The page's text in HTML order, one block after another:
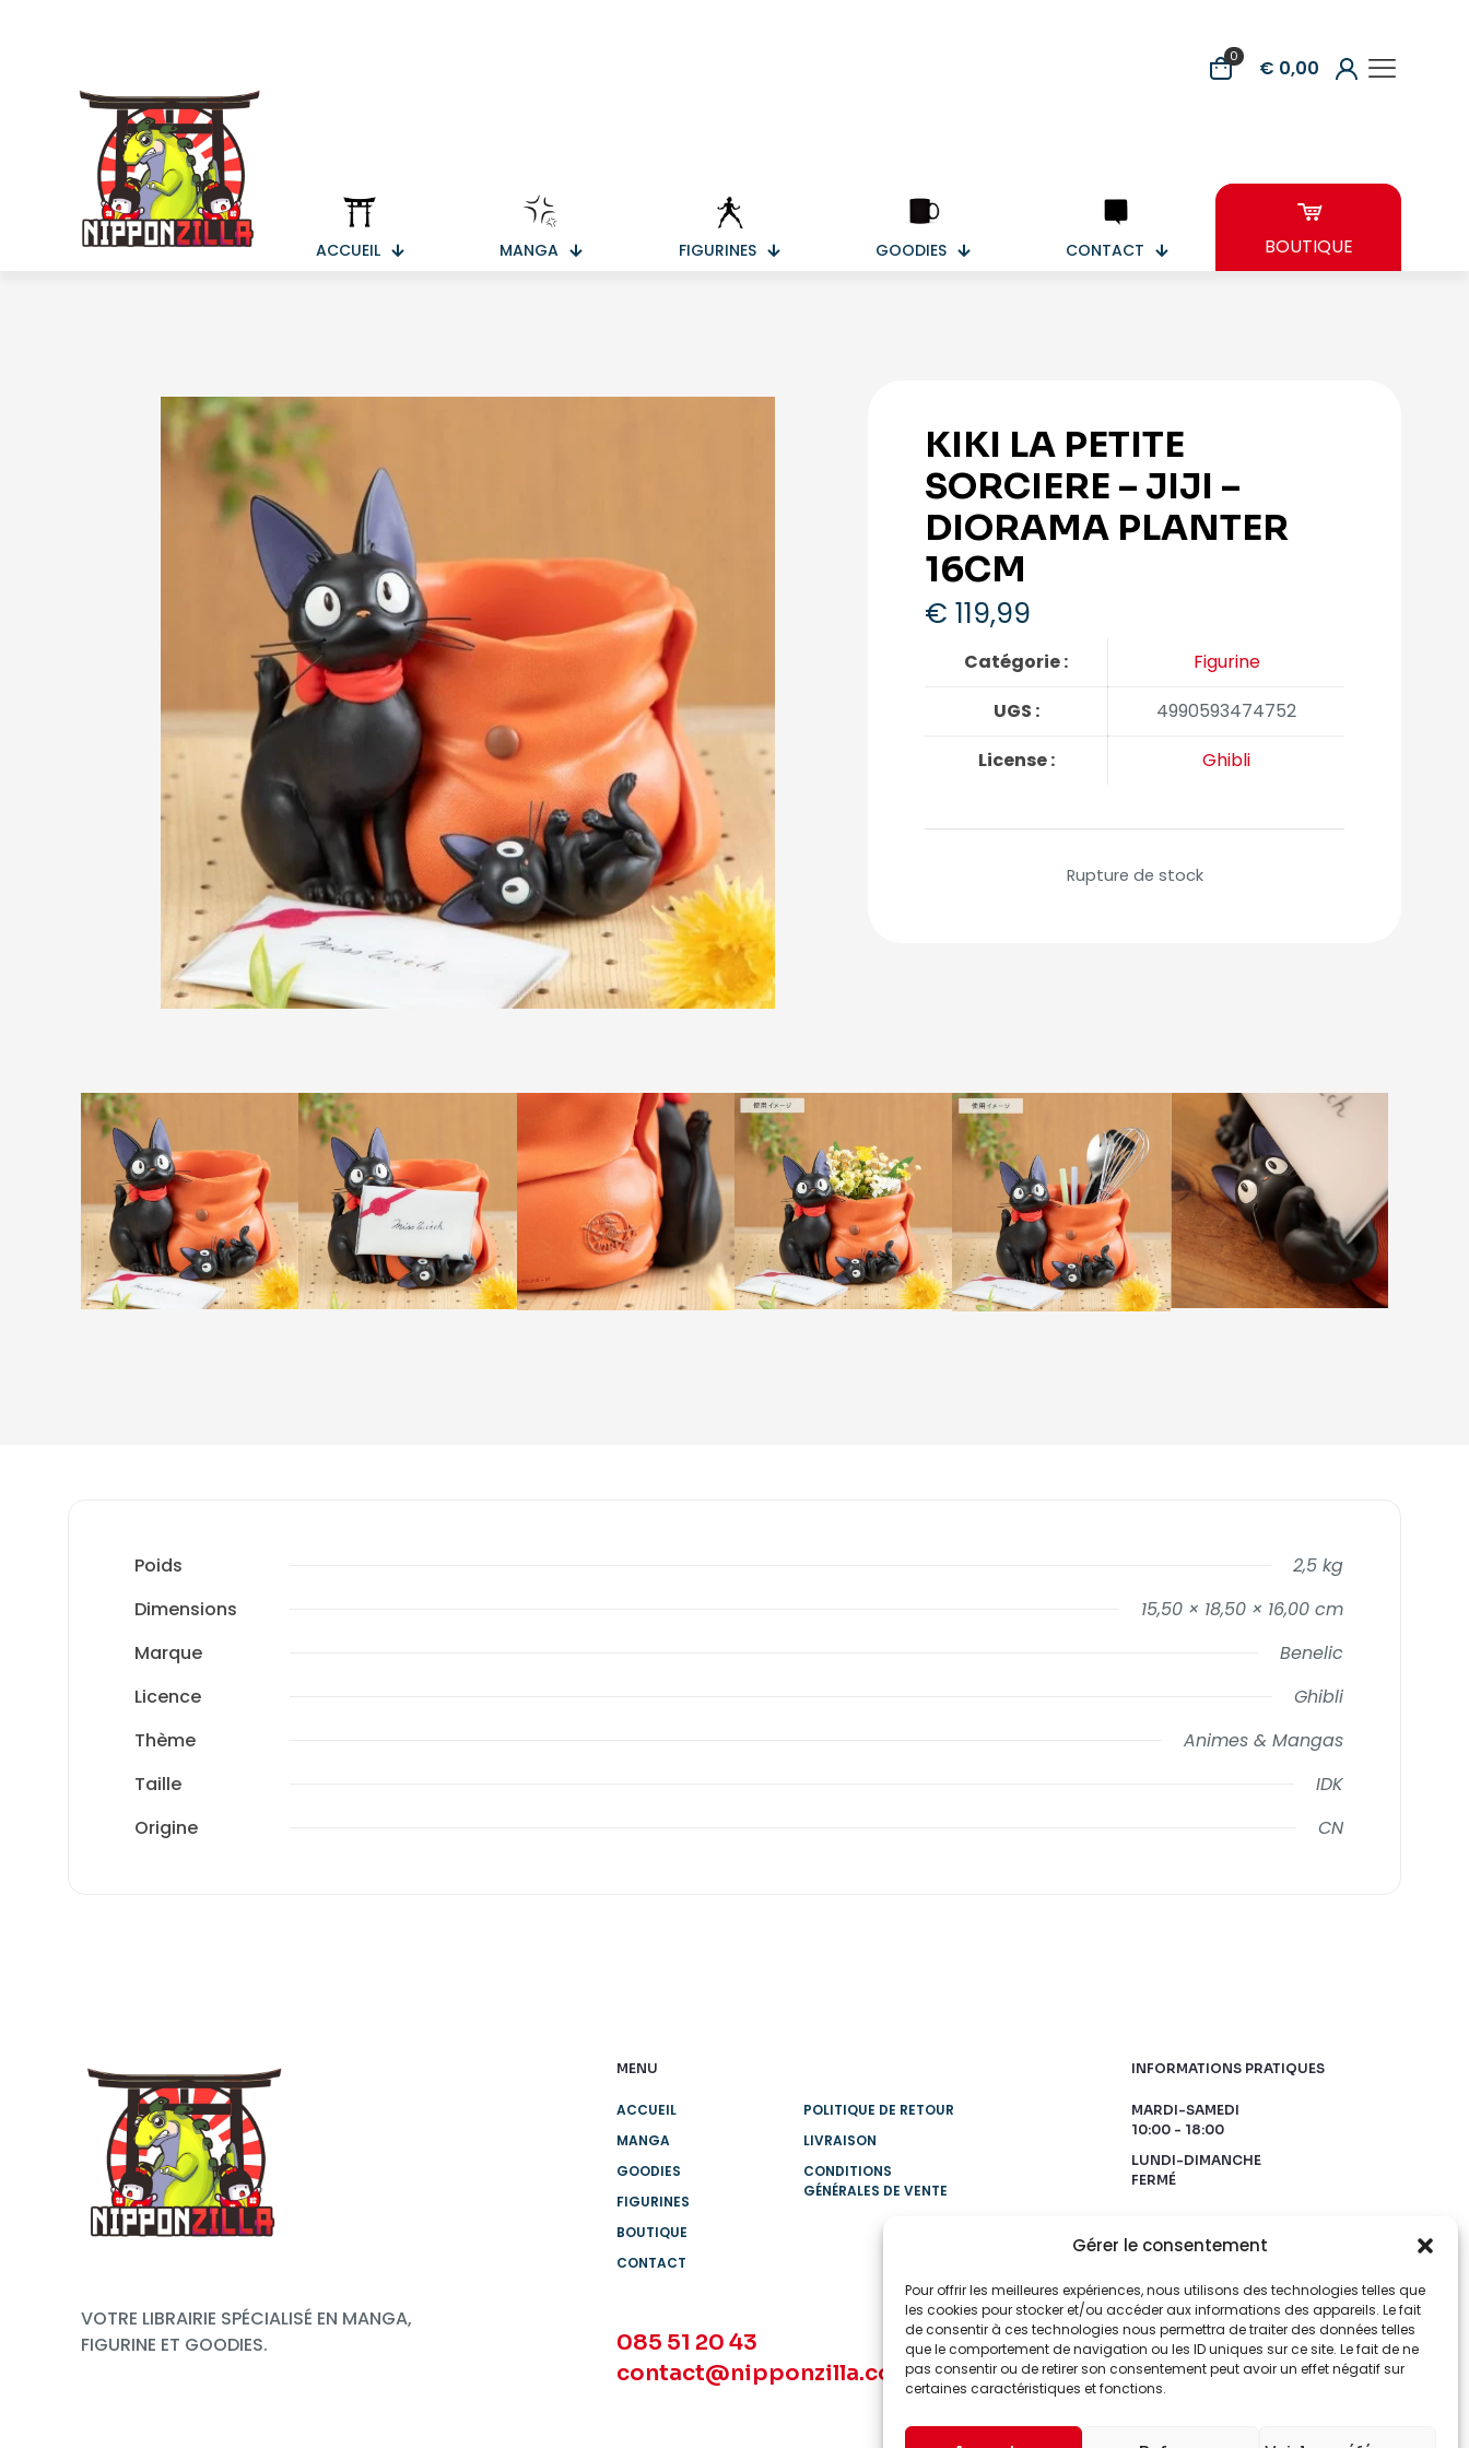
Gérer le consentement
Pour offrir les meilleures expériences, nous utilisons des technologies telles que
les cookies pour stocker et/ou accéder aux informations des appareils. Le fait
de consentir à ces technologies nous permettra de traiter des données telles
que le comportement de navigation ou les ID uniques sur ce site. Le fait de ne
pas consentir ou de retirer son consentement peut avoir un effet négatif sur
certaines caractéristiques et fonctions.
0 € 0,00
ACCUEIL MANGA FIGURINES GOODIES CONTACT BOUTIQUE
KIKI LA PETITE
SORCIERE – JIJI –
DIORAMA PLANTER
16CM
€ 119,99
Catégorie :
Figurine
UGS :
4990593474752
License :
Ghibli
Rupture de stock
Poids
2,5 kg
Dimensions
15,50 × 18,50 × 16,00 cm
Marque
Benelic
Licence
Ghibli
Thème
Animes & Mangas
Taille
IDK
Origine
CN
VOTRE LIBRAIRIE SPÉCIALISÉ EN MANGA,
FIGURINE ET GOODIES.
MENU
ACCUEIL
MANGA
GOODIES
FIGURINES
BOUTIQUE
CONTACT
POLITIQUE DE RETOUR
LIVRAISON
CONDITIONS
GÉNÉRALES DE VENTE
085 51 20 43
contact@nipponzilla.com
INFORMATIONS PRATIQUES
MARDI-SAMEDI
10:00 - 18:00
LUNDI-DIMANCHE
FERMÉ